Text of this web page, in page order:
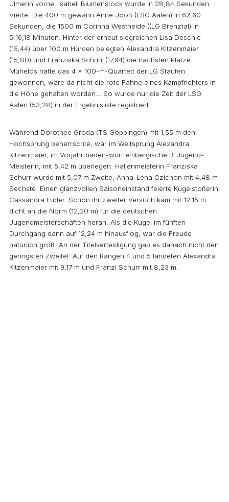
Ulmerin vorne. Isabell Blumenstock wurde in 28,84 Sekunden
Vierte. Die 400 m gewann Anne Jooß (LSG Aalen) in 62,60
Sekunden, die 1500 m Corinna Westheide ((LG Brenztal) in
5:16,18 Minuten. Hinter der erneut siegreichen Lisa Deschle
(15,44) über 100 m Hürden belegten Alexandra Kitzenmaier
(15,80) und Franziska Schurr (17,94) die nächsten Plätze.
Mühelos hätte das 4 x 100-m-Quartett der LG Staufen
gewonnen, wäre da nicht die rote Fahne eines Kampfrichters in
die Höhe gehalten worden… So wurde nur die Zeit der LSG
Aalen (53,28) in der Ergebnisliste registriert.
Während Dorothee Groda (TS Göppingen) mit 1,55 m den
Hochsprung beherrschte, war im Weitsprung Alexandra
Kitzenmaier, im Vorjahr baden-württembergische B-Jugend-
Meisterin, mit 5,42 m überlegen. Hallenmeisterin Franziska
Schurr wurde mit 5,07 m Zweite, Anna-Lena Czichon mit 4,48 m
Sechste. Einen glanzvollen Saisoneinstand feierte Kugelstoßerin
Cassandra Lüder. Schon ihr zweiter Versuch kam mit 12,15 m
dicht an die Norm (12,20 m) für die deutschen
Jugendmeisterschaften heran. Als die Kugel im fünften
Durchgang dann auf 12,24 m hinausflog, war die Freude
natürlich groß. An der Titelverteidigung gab es danach nicht den
geringsten Zweifel. Auf den Rängen 4 und 5 landeten Alexandra
Kitzenmaier mit 9,17 m und Franzi Schurr mit 8,23 m.